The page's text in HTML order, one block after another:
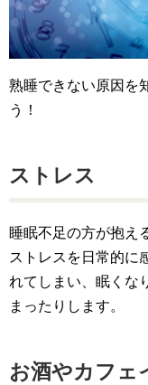
熟睡できない原因を
う！
ストレス
睡眠不足の方が抱え
ストレスを日常的に
れてしまい、眠くな
まったりします。
お酒やカフェ